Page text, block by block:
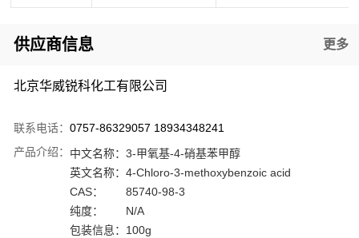
供应商信息 更多
北京华威锐科化工有限公司
联系电话： 0757-86329057 18934348241
产品介绍： 中文名称： 3-甲氧基-4-硝基苯甲醇
英文名称： 4-Chloro-3-methoxybenzoic acid
CAS：
85740-98-3
纯度：
N/A
包装信息： 100g